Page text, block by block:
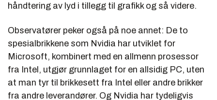
håndtering av lyd i tillegg til grafikk og så videre.
Observatører peker også på noe annet: De to
spesialbrikkene som Nvidia har utviklet for
Microsoft, kombinert med en allmenn prosessor
fra Intel, utgjør grunnlaget for en allsidig PC, uten
at man tyr til brikkesett fra Intel eller andre brikker
fra andre leverandører. Og Nvidia har tydeligvis